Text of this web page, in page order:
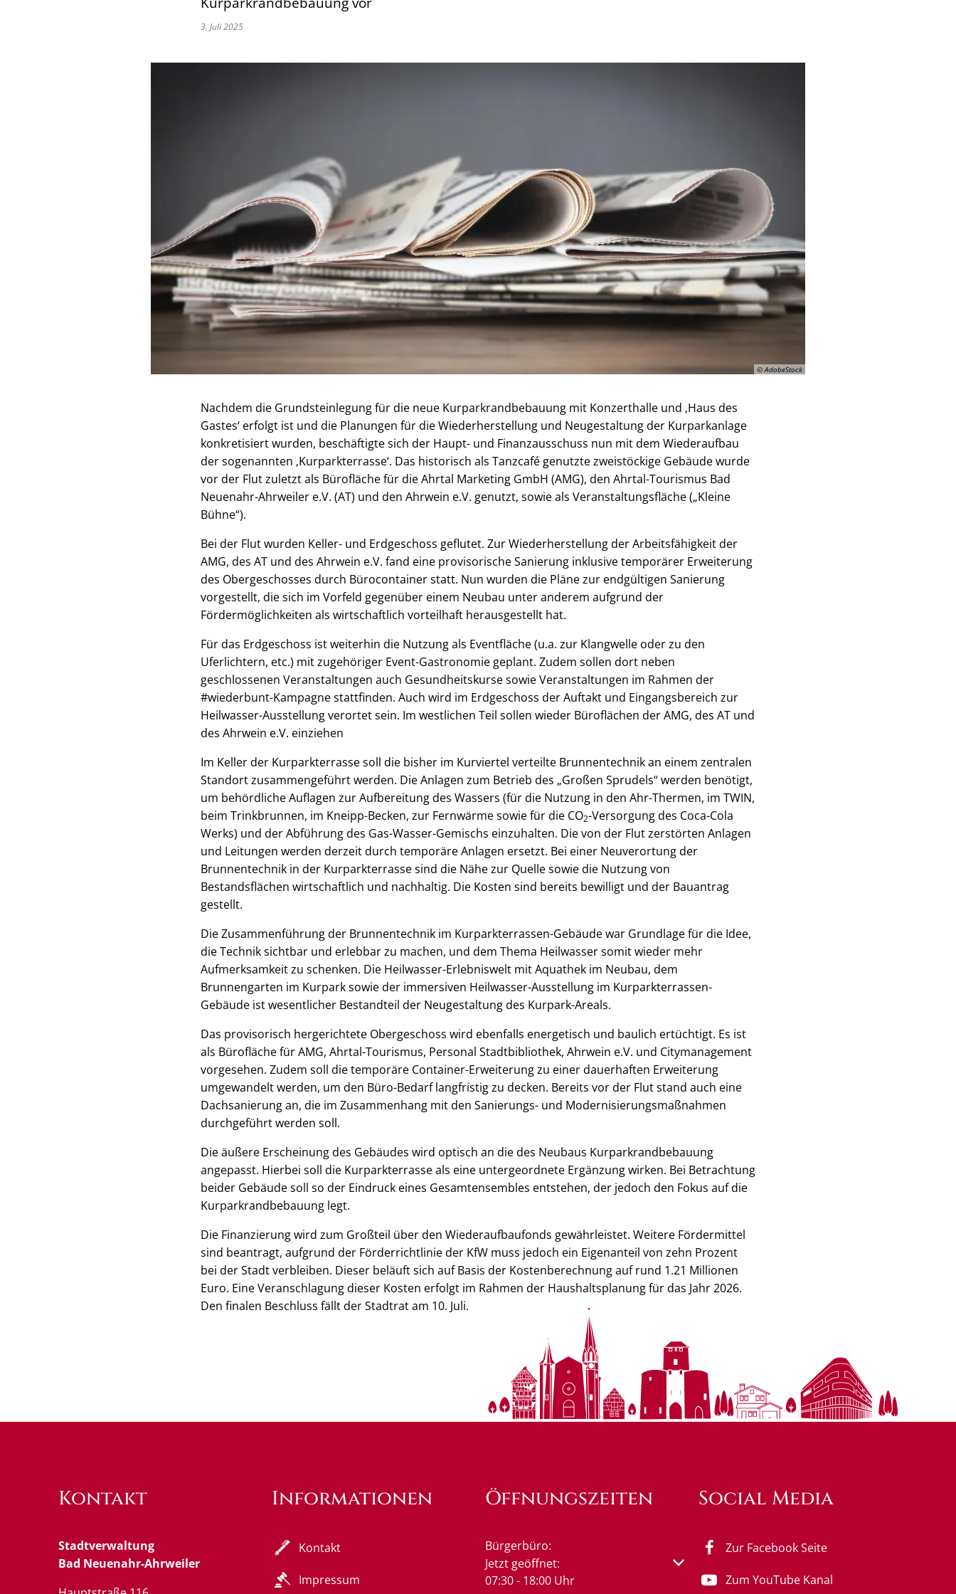
3. Juli 2025
© AdobeStock
Nachdem die Grundsteinlegung für die neue Kurparkrandbebauung mit Konzerthalle und ‚Haus des
Gastes‘ erfolgt ist und die Planungen für die Wiederherstellung und Neugestaltung der Kurparkanlage
konkretisiert wurden, beschäftigte sich der Haupt- und Finanzausschuss nun mit dem Wiederaufbau
der sogenannten ‚Kurparkterrasse‘. Das historisch als Tanzcafé genutzte zweistöckige Gebäude wurde
vor der Flut zuletzt als Bürofläche für die Ahrtal Marketing GmbH (AMG), den Ahrtal-Tourismus Bad
Neuenahr-Ahrweiler e.V. (AT) und den Ahrwein e.V. genutzt, sowie als Veranstaltungsfläche („Kleine
Bühne“).
Bei der Flut wurden Keller- und Erdgeschoss geflutet. Zur Wiederherstellung der Arbeitsfähigkeit der
AMG, des AT und des Ahrwein e.V. fand eine provisorische Sanierung inklusive temporärer Erweiterung
des Obergeschosses durch Bürocontainer statt. Nun wurden die Pläne zur endgültigen Sanierung
vorgestellt, die sich im Vorfeld gegenüber einem Neubau unter anderem aufgrund der
Fördermöglichkeiten als wirtschaftlich vorteilhaft herausgestellt hat.
Für das Erdgeschoss ist weiterhin die Nutzung als Eventfläche (u.a. zur Klangwelle oder zu den
Uferlichtern, etc.) mit zugehöriger Event-Gastronomie geplant. Zudem sollen dort neben
geschlossenen Veranstaltungen auch Gesundheitskurse sowie Veranstaltungen im Rahmen der
#wiederbunt-Kampagne stattfinden. Auch wird im Erdgeschoss der Auftakt und Eingangsbereich zur
Heilwasser-Ausstellung verortet sein. Im westlichen Teil sollen wieder Büroflächen der AMG, des AT und
des Ahrwein e.V. einziehen
Im Keller der Kurparkterrasse soll die bisher im Kurviertel verteilte Brunnentechnik an einem zentralen
Standort zusammengeführt werden. Die Anlagen zum Betrieb des „Großen Sprudels“ werden benötigt,
um behördliche Auflagen zur Aufbereitung des Wassers (für die Nutzung in den Ahr-Thermen, im TWIN,
beim Trinkbrunnen, im Kneipp-Becken, zur Fernwärme sowie für die CO2-Versorgung des Coca-Cola
Werks) und der Abführung des Gas-Wasser-Gemischs einzuhalten. Die von der Flut zerstörten Anlagen
und Leitungen werden derzeit durch temporäre Anlagen ersetzt. Bei einer Neuverortung der
Brunnentechnik in der Kurparkterrasse sind die Nähe zur Quelle sowie die Nutzung von
Bestandsflächen wirtschaftlich und nachhaltig. Die Kosten sind bereits bewilligt und der Bauantrag
gestellt.
Die Zusammenführung der Brunnentechnik im Kurparkterrassen-Gebäude war Grundlage für die Idee,
die Technik sichtbar und erlebbar zu machen, und dem Thema Heilwasser somit wieder mehr
Aufmerksamkeit zu schenken. Die Heilwasser-Erlebniswelt mit Aquathek im Neubau, dem
Brunnengarten im Kurpark sowie der immersiven Heilwasser-Ausstellung im Kurparkterrassen-
Gebäude ist wesentlicher Bestandteil der Neugestaltung des Kurpark-Areals.
Das provisorisch hergerichtete Obergeschoss wird ebenfalls energetisch und baulich ertüchtigt. Es ist
als Bürofläche für AMG, Ahrtal-Tourismus, Personal Stadtbibliothek, Ahrwein e.V. und Citymanagement
vorgesehen. Zudem soll die temporäre Container-Erweiterung zu einer dauerhaften Erweiterung
umgewandelt werden, um den Büro-Bedarf langfristig zu decken. Bereits vor der Flut stand auch eine
Dachsanierung an, die im Zusammenhang mit den Sanierungs- und Modernisierungsmaßnahmen
durchgeführt werden soll.
Die äußere Erscheinung des Gebäudes wird optisch an die des Neubaus Kurparkrandbebauung
angepasst. Hierbei soll die Kurparkterrasse als eine untergeordnete Ergänzung wirken. Bei Betrachtung
beider Gebäude soll so der Eindruck eines Gesamtensembles entstehen, der jedoch den Fokus auf die
Kurparkrandbebauung legt.
Die Finanzierung wird zum Großteil über den Wiederaufbaufonds gewährleistet. Weitere Fördermittel
sind beantragt, aufgrund der Förderrichtlinie der KfW muss jedoch ein Eigenanteil von zehn Prozent
bei der Stadt verbleiben. Dieser beläuft sich auf Basis der Kostenberechnung auf rund 1.21 Millionen
Euro. Eine Veranschlagung dieser Kosten erfolgt im Rahmen der Haushaltsplanung für das Jahr 2026.
Den finalen Beschluss fällt der Stadtrat am 10. Juli.
Kontakt
Stadtverwaltung
Bad Neuenahr-Ahrweiler
Informationen
Kontakt
Impressum
Öffnungszeiten
Bürgerbüro:
Klicken, um weitere Öffnungs- oder Schließzeiten auszublenden
Jetzt geöffnet:
07:30- 18:00 Uhr Von 07:30 bis 18:00 Uhr
Social Media
Zur Facebook Seite
Zum YouTube Kanal